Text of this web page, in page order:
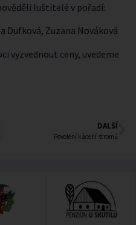
luštitelé v pořadí:
Dufková, Zuzana Nováková
vyzvednout ceny, uvedeme
DALŠÍ
Povolení kácení stromů